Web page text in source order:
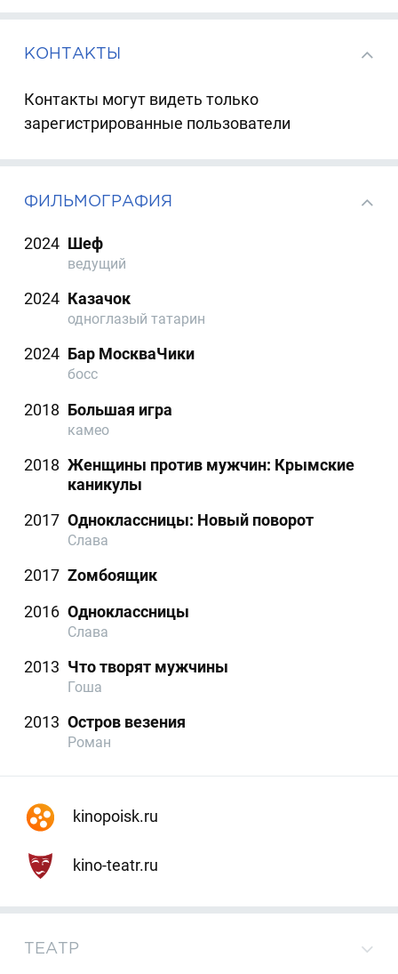
КОНТАКТЫ
Контакты могут видеть только
зарегистрированные пользователи
ФИЛЬМОГРАФИЯ
2024 Шеф
ведущий
2024 Казачок
одноглазый татарин
2024 Бар МоскваЧики
босс
2018 Большая игра
камео
2018 Женщины против мужчин: Крымские
каникулы
2017 Одноклассницы: Новый поворот
Слава
2017 Zомбоящик
2016 Одноклассницы
Слава
2013 Что творят мужчины
Гоша
2013 Остров везения
Роман
kinopoisk.ru
kino-teatr.ru
ТЕАТР